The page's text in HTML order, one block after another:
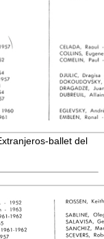
ballet del